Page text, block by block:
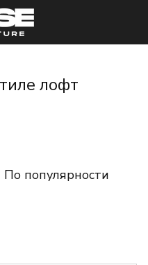
лофт
По популярности